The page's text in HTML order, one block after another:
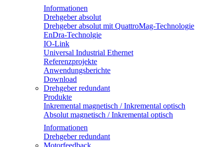
Informationen
Drehgeber absolut
Drehgeber absolut mit QuattroMag-Technologie
EnDra-Technolgie
IO-Link
Universal Industrial Ethernet
Referenzprojekte
Anwendungsberichte
Download
Drehgeber redundant
Produkte
Inkremental magnetisch / Inkremental optisch
Absolut magnetisch / Inkremental optisch
Informationen
Drehgeber redundant
Motorfeedback